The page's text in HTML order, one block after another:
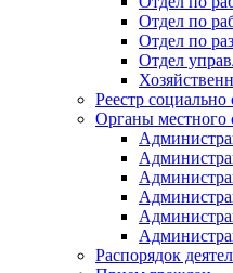
Отдел по
Отдел по
Отдел
Реестр
Органы местного
Распорядок